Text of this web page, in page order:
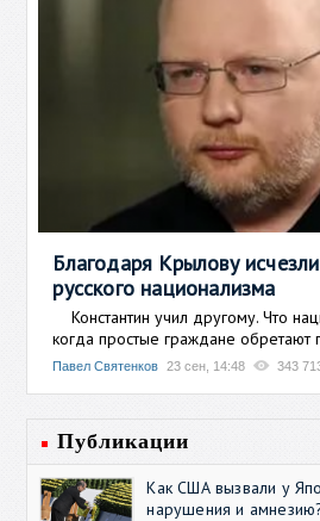
Благодаря Крылову
русского национализма
Константин учил другому. Что
когда простые граждане обретают
Павел Святенков 23 сен, 14:48 343
Публикации
Как США вызвали у
нарушения и